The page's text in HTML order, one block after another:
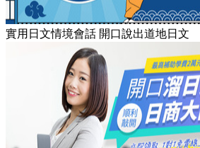
實用日文情境會話 開口說出道地日文